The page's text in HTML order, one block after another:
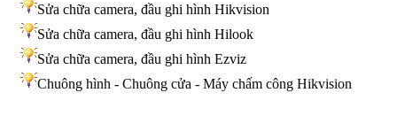
Sửa chữa camera, đầu ghi hình Hikvision
Sửa chữa camera, đầu ghi hình Hilook
Sửa chữa camera, đầu ghi hình Ezviz
Chuông hình - Chuông cửa - Máy chấm công Hikvision